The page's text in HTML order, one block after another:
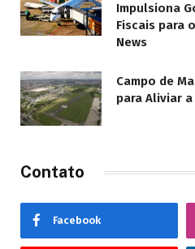
Impulsiona
Fiscais para
News
Campo de
para Aliviar
Contato
Facebook